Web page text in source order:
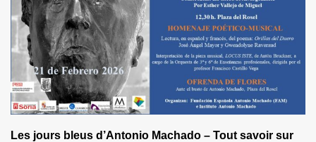
Les jours bleus d’Antonio Machado – Tout savoir sur